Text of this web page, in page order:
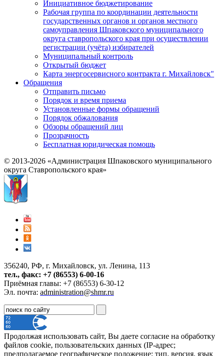
Инициативное бюджетирование
Рабочая группа по координации деятельности
государственных органов и органов местного
самоуправления Шпаковского муниципального
округа ставропольского края при осуществлении
регистрации (учёта) избирателей
Муниципальный контроль
Открытый бюджет
Карта энергосервисного контракта г. Михайловск"
Обращения
Отправить письмо
Порядок и время приема
Установленные формы обращений
Порядок обжалования
Обзоры обращений лиц
Прозрачность
Бесплатная юридическая помощь
© 2013-2026 «Администрация Шпаковского муниципального
округа Ставропольского края»
356240, РФ, г. Михайловск, ул. Ленина, 113
тел., факс: +7 (86553) 6-00-16
Приёмная главы: +7 (86553) 6-30-12
Эл. почта: administration@shmr.ru
Продолжая использовать сайт, Вы даете согласие на обработку
файлов cookie, пользовательских данных (IP-адрес;
предполагаемое географическое положение; тип, версия, язык